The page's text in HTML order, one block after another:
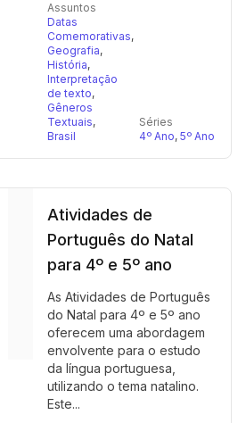
Assuntos
Datas
Comemorativas,
Geografia,
História,
Interpretação
de texto,
Gêneros
Textuais,
Brasil
Séries
4º Ano, 5º Ano
Atividades de
Português do Natal
para 4º e 5º ano
As Atividades de Português
do Natal para 4º e 5º ano
oferecem uma abordagem
envolvente para o estudo
da língua portuguesa,
utilizando o tema natalino.
Este...